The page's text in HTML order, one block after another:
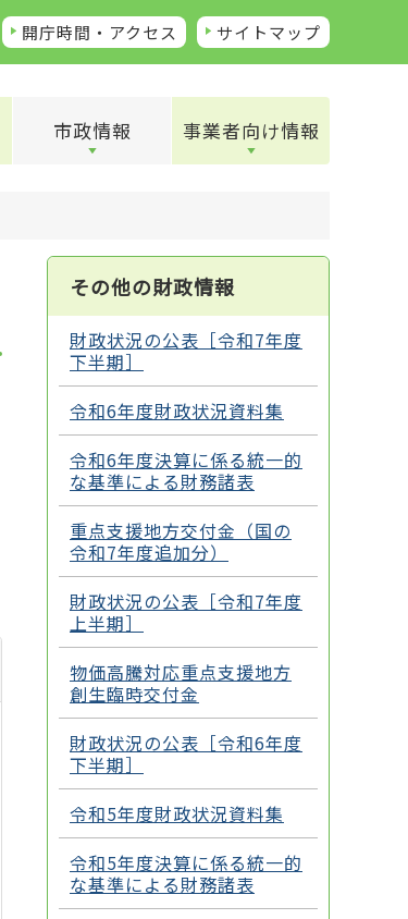
開庁時間・アクセス サイトマップ
市政情報 事業者向け情報
その他の財政情報
財政状況の公表［令和7年度
下半期］
令和6年度財政状況資料集
令和6年度決算に係る統一的
な基準による財務諸表
重点支援地方交付金（国の
令和7年度追加分）
財政状況の公表［令和7年度
上半期］
物価高騰対応重点支援地方
創生臨時交付金
財政状況の公表［令和6年度
下半期］
令和5年度財政状況資料集
令和5年度決算に係る統一的
な基準による財務諸表